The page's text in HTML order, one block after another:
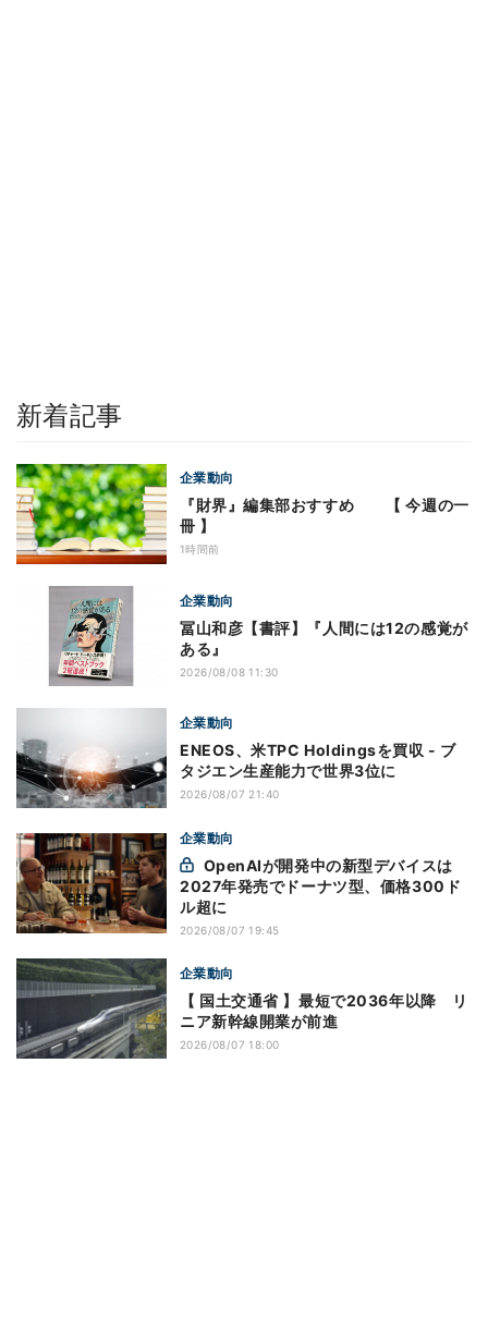
新着記事
企業動向
『財界』編集部おすすめ 【 今週の一
冊 】
1時間前
企業動向
冨山和彦【書評】『人間には12の感覚が
ある』
2026/08/08 11:30
企業動向
ENEOS、米TPC Holdingsを買収 - ブ
タジエン生産能力で世界3位に
2026/08/07 21:40
企業動向
2027年発売でドーナツ型、価格300ド
ル超に
2026/08/07 19:45
企業動向
【 国土交通省 】最短で2036年以降 リ
ニア新幹線開業が前進
2026/08/07 18:00